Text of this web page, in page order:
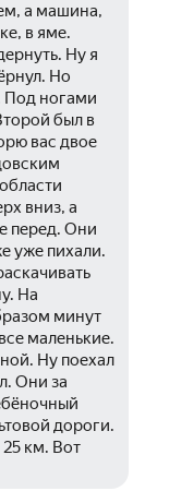
а машина,
в яме.
Ну я
Но
Под ногами
был в
вас двое
вниз, а
перед. Они
уже пихали.
На
минут
маленькие.
Ну поехал
Они за
дороги.
км. Вот